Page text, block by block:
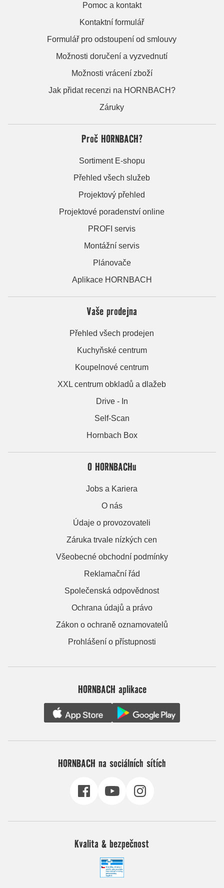
Pomoc a kontakt
Kontaktní formulář
Formulář pro odstoupení od smlouvy
Možnosti doručení a vyzvednutí
Možnosti vrácení zboží
Jak přidat recenzi na HORNBACH?
Záruky
Proč HORNBACH?
Sortiment E-shopu
Přehled všech služeb
Projektový přehled
Projektové poradenství online
PROFI servis
Montážní servis
Plánovače
Aplikace HORNBACH
Vaše prodejna
Přehled všech prodejen
Kuchyňské centrum
Koupelnové centrum
XXL centrum obkladů a dlažeb
Drive - In
Self-Scan
Hornbach Box
O HORNBACHu
Jobs a Kariera
O nás
Údaje o provozovateli
Záruka trvale nízkých cen
Všeobecné obchodní podmínky
Reklamační řád
Společenská odpovědnost
Ochrana údajů a právo
Zákon o ochraně oznamovatelů
Prohlášení o přístupnosti
HORNBACH aplikace
HORNBACH na sociálních sítích
Kvalita & bezpečnost